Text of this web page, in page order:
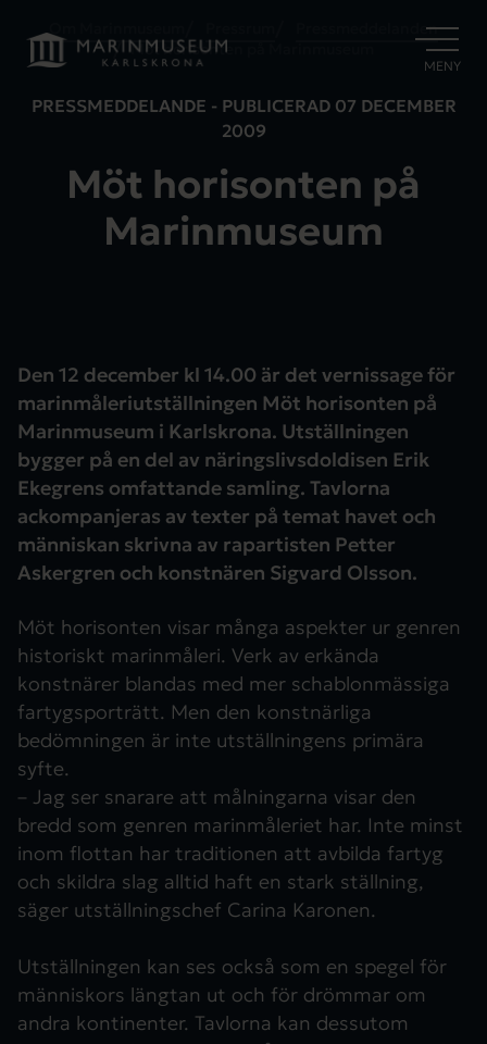
ÖPPNA
MENY
Pressmeddelanden
Möt horisonten på Marinmuseum
PRESSMEDDELANDE - PUBLICERAD 07 DECEMBER
2009
Möt horisonten på
Marinmuseum
Den 12 december kl 14.00 är det vernissage för
marinmåleriutställningen Möt horisonten på
Marinmuseum i Karlskrona. Utställningen
bygger på en del av näringslivsdoldisen Erik
Ekegrens omfattande samling. Tavlorna
ackompanjeras av texter på temat havet och
människan skrivna av rapartisten Petter
Askergren och konstnären Sigvard Olsson.
Möt horisonten visar många aspekter ur genren
historiskt marinmåleri. Verk av erkända
konstnärer blandas med mer schablonmässiga
fartygsporträtt. Men den konstnärliga
bedömningen är inte utställningens primära
syfte.
– Jag ser snarare att målningarna visar den
bredd som genren marinmåleriet har. Inte minst
inom flottan har traditionen att avbilda fartyg
och skildra slag alltid haft en stark ställning,
säger utställningschef Carina Karonen.
Utställningen kan ses också som en spegel för
människors längtan ut och för drömmar om
andra kontinenter. Tavlorna kan dessutom